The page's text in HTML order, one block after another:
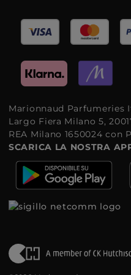
Marionnaud Parfumeries
Largo Fiera Milano 5,
REA Milano 1650024 con
SCARICA LA NOSTRA